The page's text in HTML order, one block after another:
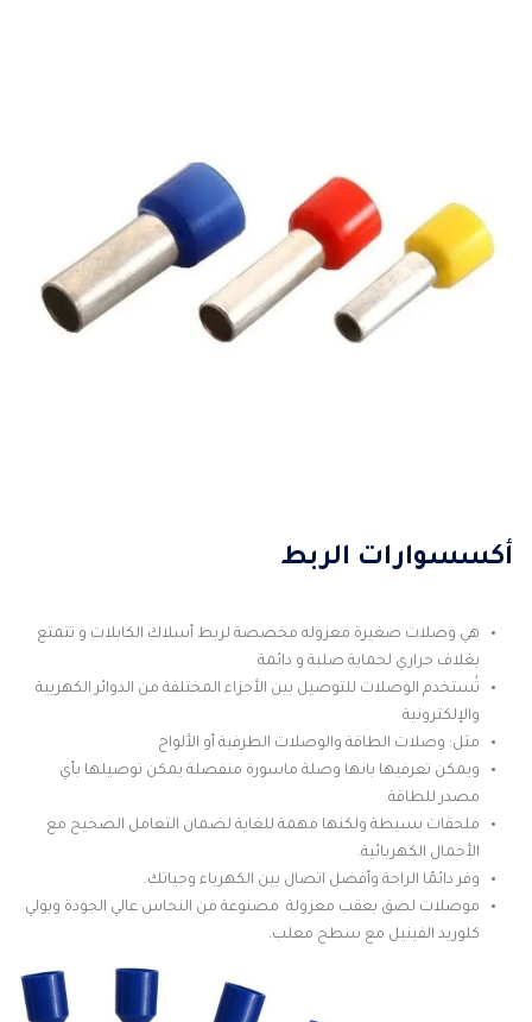
أكسسوارات الربط
هي وصلات صغيرة معزوله مخصصة لربط أسلاك الكابلات و تتمتع
بغلاف حراري لحماية صلبة و دائمة
تُستخدم الوصلات للتوصيل بين الأجزاء المختلفة من الدوائر الكهربية
والإلكترونية
مثل: وصلات الطاقة والوصلات الطرفية أو الألواح
ويمكن تعرفيها بانها وصلة ماسورة منفصلة يمكن توصيلها بأي
مصدر للطاقة.
ملحقات بسيطة ولكنها مهمة للغاية لضمان التعامل الصحيح مع
الأحمال الكهربائية.
وفر دائمًا الراحة وأفضل اتصال بين الكهرباء وحياتك.
موصلات لصق بعقب معزولة مصنوعة من النحاس عالي الجودة وبولي
كلوريد الفينيل مع سطح معلب.